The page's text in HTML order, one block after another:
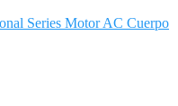
Series Motor AC Cuerpo